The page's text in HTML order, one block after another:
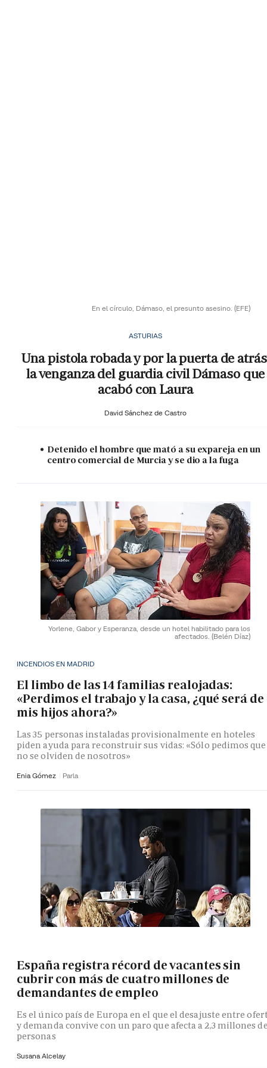
En el círculo, Dámaso, el presunto asesino. (EFE)
ASTURIAS
Una pistola robada y por la puerta de
la venganza del guardia civil Dámaso que
acabó con Laura
David Sánchez de Castro
Detenido el hombre que mató a su expareja en un
centro comercial de Murcia y se dio a la fuga
Yorlene, Gabor y Esperanza, desde un hotel habilitado para los
afectados. (Belén Díaz)
INCENDIOS EN MADRID
El limbo de las 14 familias realojadas:
«Perdimos el trabajo y la casa, ¿qué será de
mis hijos ahora?»
Las 35 personas instaladas provisionalmente en hoteles
piden ayuda para reconstruir sus vidas: «Sólo pedimos que
no se olviden de nosotros»
Enia Gómez Parla
España registra récord de vacantes sin
cubrir con más de cuatro millones de
demandantes de empleo
Es el único país de Europa en el que el desajuste entre
y demanda convive con un paro que afecta a 2,3 millones
personas
Susana Alcelay